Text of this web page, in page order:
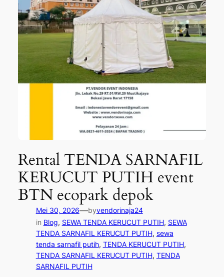
Rental TENDA SARNAFIL
KERUCUT PUTIH event
BTN ecopark depok
Mei 30, 2026—byvendorinaja24
in Blog, SEWA TENDA KERUCUT PUTIH, SEWA
TENDA SARNAFIL KERUCUT PUTIH, sewa
tenda sarnafil putih, TENDA KERUCUT PUTIH
TENDA SARNAFIL KERUCUT PUTIH, TENDA
SARNAFIL PUTIH